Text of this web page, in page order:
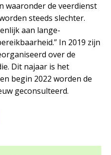
waaronder de veerdienst
steeds slechter.
aan lange-
In 2019 zijn
over de
Dit najaar is het
begin 2022 worden de
geconsulteerd.